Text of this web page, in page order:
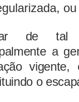
de tal
a
o